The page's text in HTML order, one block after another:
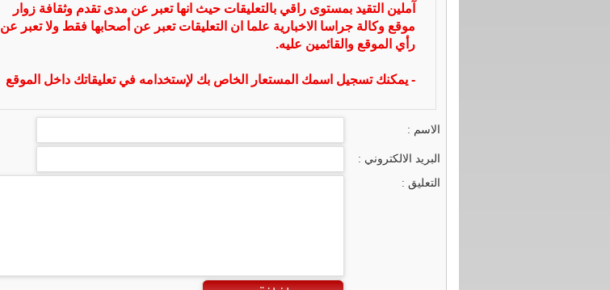
آملين التقيد بمستوى راقي بالتعليقات حيث انها تعبر عن مدى تقدم وثقافة زوار
موقع وكالة جراسا الاخبارية علما ان التعليقات تعبر عن أصحابها فقط ولا تعبر عن
رأي الموقع والقائمين عليه.
- يمكنك تسجيل اسمك المستعار الخاص بك لإستخدامه في تعليقاتك داخل الموقع
الاسم :
البريد الالكتروني :
التعليق :